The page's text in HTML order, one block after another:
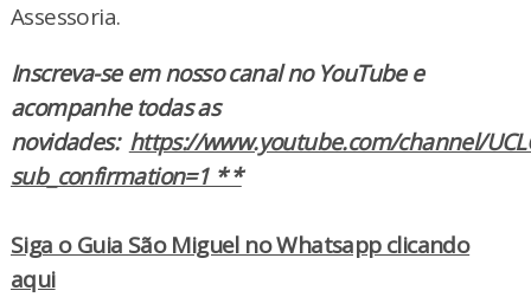
Assessoria.
Inscreva-se em nosso canal no YouTube e
acompanhe todas as
novidades: https://www.youtube.com/channel/
sub_confirmation=1 * *
Siga o Guia São Miguel no Whatsapp clicando
aqui